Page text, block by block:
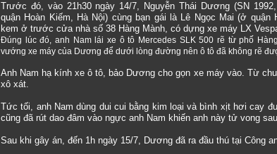
Trước đó, vào 21h30 ngày 14/7, Nguyễn Thái Dương (SN
quận Hoàn Kiếm, Hà Nội) cùng bạn gái là Lê Ngọc Mai (ở quận
kem ở trước cửa nhà số 38 Hàng Mành, có dựng xe máy LX
Đúng lúc đó, anh Nam lái xe ô tô Mercedes SLK 500 rẽ từ phố
vướng xe máy của Dương để dưới lòng đường nên ô tô đã không rẽ
Anh Nam hạ kính xe ô tô, bảo Dương cho gọn xe máy vào. Từ
xô xát.
Tức tối, anh Nam dùng dui cui bằng kim loại và bình xịt hơi cay
cũng đã rút dao đâm vào ngực anh Nam khiến anh này tử vong
Sau khi gây án, đến 1h ngày 15/7, Dương đã ra đầu thú tại Công